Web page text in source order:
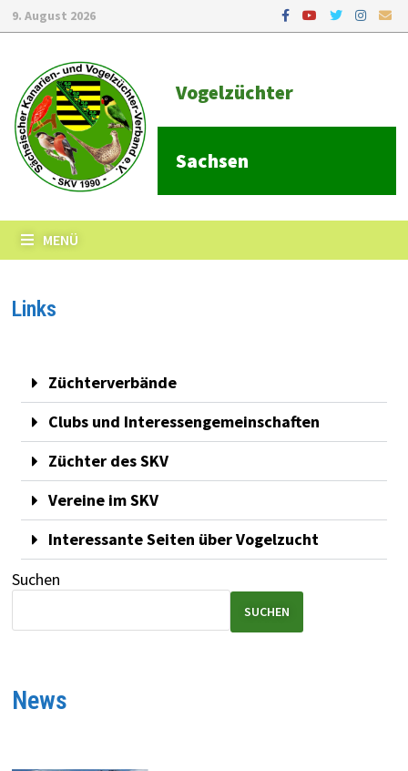
9. August 2026
Vogelzüchter
Sachsen
MENÜ
Links
Züchterverbände
Clubs und Interessengemeinschaften
Züchter des SKV
Vereine im SKV
Interessante Seiten über Vogelzucht
Suchen
SUCHEN
News